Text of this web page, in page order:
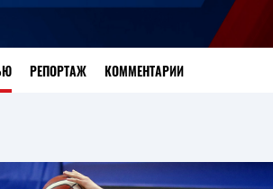
РЕПОРТАЖ КОММЕНТАРИИ